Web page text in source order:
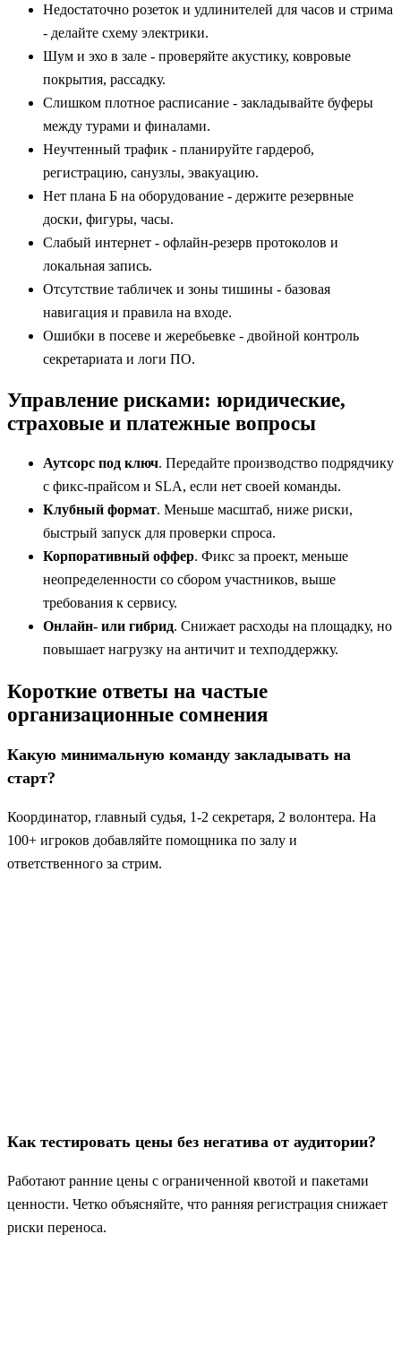
Недостаточно розеток и удлинителей для часов и стрима
- делайте схему электрики.
Шум и эхо в зале - проверяйте акустику, ковровые
покрытия, рассадку.
Слишком плотное расписание - закладывайте буферы
между турами и финалами.
Неучтенный трафик - планируйте гардероб,
регистрацию, санузлы, эвакуацию.
Нет плана Б на оборудование - держите резервные
доски, фигуры, часы.
Слабый интернет - офлайн-резерв протоколов и
локальная запись.
Отсутствие табличек и зоны тишины - базовая
навигация и правила на входе.
Ошибки в посеве и жеребьевке - двойной контроль
секретариата и логи ПО.
Управление рисками: юридические,
страховые и платежные вопросы
Аутсорс под ключ. Передайте производство подрядчику
с фикс-прайсом и SLA, если нет своей команды.
Клубный формат. Меньше масштаб, ниже риски,
быстрый запуск для проверки спроса.
Корпоративный оффер. Фикс за проект, меньше
неопределенности со сбором участников, выше
требования к сервису.
Онлайн- или гибрид. Снижает расходы на площадку, но
повышает нагрузку на античит и техподдержку.
Короткие ответы на частые
организационные сомнения
Какую минимальную команду закладывать на
старт?
Координатор, главный судья, 1-2 секретаря, 2 волонтера. На
100+ игроков добавляйте помощника по залу и
ответственного за стрим.
Как тестировать цены без негатива от аудитории?
Работают ранние цены с ограниченной квотой и пакетами
ценности. Четко объясняйте, что ранняя регистрация снижает
риски переноса.